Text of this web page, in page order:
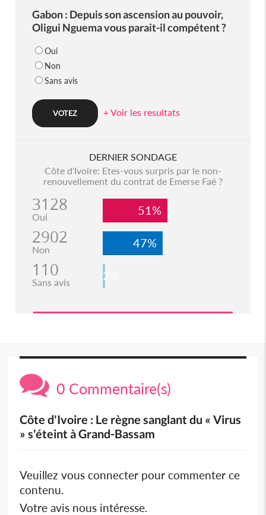
Gabon : Depuis son ascension au pouvoir,
Oligui Nguema vous parait-il compétent ?
Oui
Non
Sans avis
+ Voir les resultats
DERNIER SONDAGE
Côte d'Ivoire: Etes-vous surpris par le non-
renouvellement du contrat de Emerse Faé ?
3128
Oui 51%
2902
Non 47%
110
Sans avis 2%
0 Commentaire(s)
Côte d'Ivoire : Le règne sanglant du « Virus
» s'éteint à Grand-Bassam
Veuillez vous connecter pour commenter ce
contenu.
Votre avis nous intéresse.